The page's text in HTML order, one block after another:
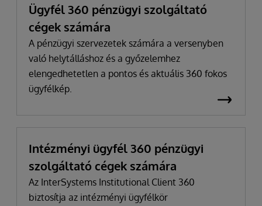
Ügyfél 360 pénzügyi szolgáltató
cégek számára
A pénzügyi szervezetek számára a versenyben
való helytálláshoz és a győzelemhez
elengedhetetlen a pontos és aktuális 360 fokos
ügyfélkép.
Intézményi ügyfél 360 pénzügyi
szolgáltató cégek számára
Az InterSystems Institutional Client 360
biztosítja az intézményi ügyfélkör